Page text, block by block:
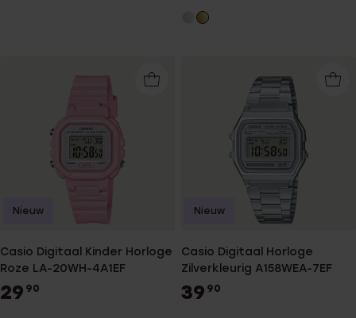
Casio Digitaal Kinder Horloge
Roze LA-20WH-4A1EF
29 90
Nieuw
Casio Digitaal Horloge
Zilverkleurig A158WEA-7EF
39 90
Nieuw